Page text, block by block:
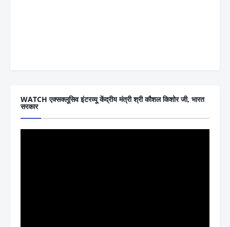
WATCH एक्सक्लूसिव इंटरव्यू केंद्रीय मंत्री श्री कौशल किशोर जी, भारत
सरकार